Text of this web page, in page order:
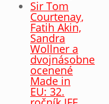
Sir Tom
Courtenay,
Fatih Akin,
Sandra
Wollner a
dvojnásobne
ocenené
Made in
EU: 32.